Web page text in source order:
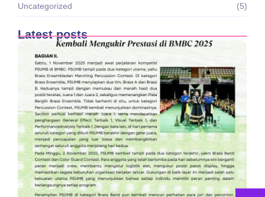
Uncategorized (5)
Latest posts